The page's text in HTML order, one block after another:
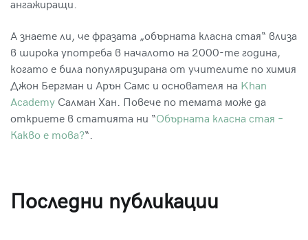
ангажиращи.
А знаете ли, че фразата „обърната класна стая“ влиза
в широка употреба в началото на 2000-те година,
когато е била популяризирана от учителите по химия
Джон Бергман и Арън Самс и основателя на Khan
Academy Салман Хан. Повече по темата може да
откриете в статията ни “Обърната класна стая –
Какво е това?“.
Последни публикации